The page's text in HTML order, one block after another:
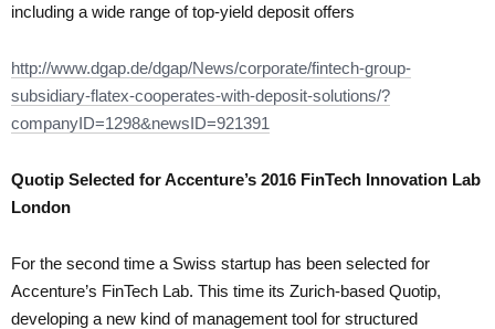
including a wide range of top-yield deposit offers
http://www.dgap.de/dgap/News/corporate/fintech-group-
subsidiary-flatex-cooperates-with-deposit-solutions/?
companyID=1298&newsID=921391
Quotip Selected for Accenture’s 2016 FinTech Innovation Lab
London
For the second time a Swiss startup has been selected for
Accenture’s FinTech Lab. This time its Zurich-based Quotip,
developing a new kind of management tool for structured